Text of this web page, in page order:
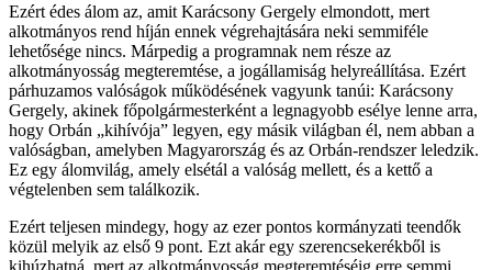
Ezért édes álom az, amit Karácsony Gergely elmondott, mert
alkotmányos rend híján ennek végrehajtására neki semmiféle
lehetősége nincs. Márpedig a programnak nem része az
alkotmányosság megteremtése, a jogállamiság helyreállítása. Ezért
párhuzamos valóságok működésének vagyunk tanúi: Karácsony
Gergely, akinek főpolgármesterként a legnagyobb esélye lenne arra,
hogy Orbán „kihívója” legyen, egy másik világban él, nem abban a
valóságban, amelyben Magyarország és az Orbán-rendszer leledzik.
Ez egy álomvilág, amely elsétál a valóság mellett, és a kettő a
végtelenben sem találkozik.
Ezért teljesen mindegy, hogy az ezer pontos kormányzati teendők
közül melyik az első 9 pont. Ezt akár egy szerencsekerékből is
kihúzhatná, mert az alkotmányosság megteremtéséig erre semmi